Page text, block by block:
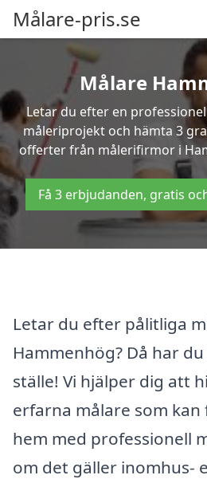
Målare-pris.se
Målare
Letar du efter en
måleriprojekt och hämta 3
offerter från målerifirmor i
Få 3 erbjudanden, gratis
Letar du efter pålitliga
Hammenhög? Då har
ställe! Vi hjälper dig att
erfarna målare som
hem med professionell
om det gäller inomhus-